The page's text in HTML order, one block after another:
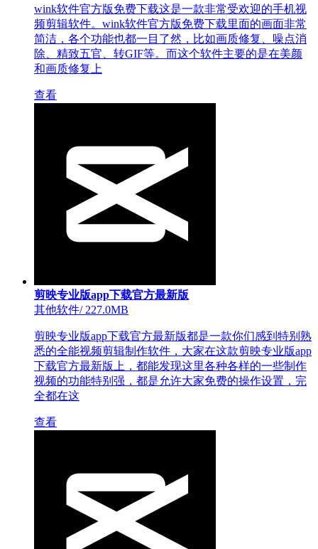
wink软件官方版免费下载这是一款非常受欢迎的手机视
频剪辑软件。wink软件官方版免费下载里面的画面非常
简洁，各个功能也都一目了然，比如画质修复、噪点消
除、精致五官、转GIF等。而这个软件主要的是在美颜
和画质修复上
查看
剪映专业版app下载官方最新版
其他软件/227.0MB
剪映专业版app下载官方最新版都是一款你们感到特别熟
悉的全能视频剪辑制作软件，大家在这款剪映专业版app
下载官方最新版上，都能发现这里各种各样的一些制作
视频的功能特别强，都是允许大家免费的操作设置，完
全都在这
查看